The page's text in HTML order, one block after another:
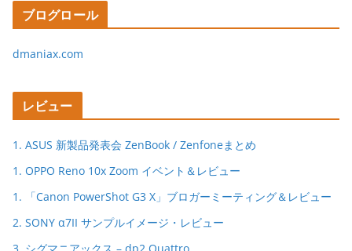
ブログロール
dmaniax.com
レビュー
1. ASUS 新製品発表会 ZenBook / Zenfoneまとめ
1. OPPO Reno 10x Zoom イベント＆レビュー
1. 「Canon PowerShot G3 X」ブロガーミーティング＆レビュー
2. SONY α7II サンプルイメージ・レビュー